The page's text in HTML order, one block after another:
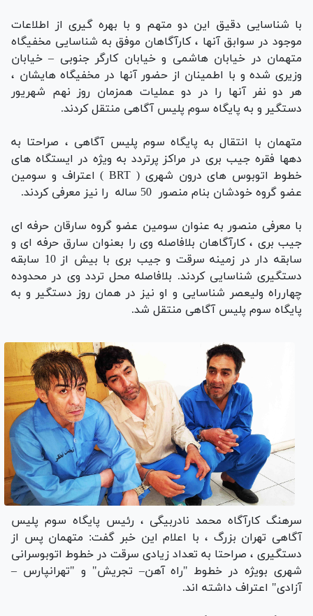
با شناسایی دقیق این دو متهم و با بهره گیری از اطلاعات
موجود در سوابق آنها ، کارآگاهان موفق به شناسایی مخفیگاه
متهمان در خیابان هاشمی و خیابان کارگر جنوبی – خیابان
وزیری شده و با اطمینان از حضور آنها در مخفیگاه هایشان ،
هر دو نفر آنها را در دو عملیات همزمان روز نهم شهریور
دستگیر و به پایگاه سوم پلیس آگاهی منتقل کردند.
متهمان با انتقال به پایگاه سوم پلیس آگاهی ، صراحتا به
دهها فقره جیب بری در مراکز پرتردد به ویژه در ایستگاه های
خطوط اتوبوس های درون شهری ( BRT ) اعتراف و سومین
عضو گروه خودشان بنام منصور 50 ساله را نیز معرفی کردند.
با معرفی منصور به عنوان سومین عضو گروه سارقان حرفه ای
جیب بری ، کارآگاهان بلافاصله وی را بعنوان سارق حرفه ای و
سابقه دار در زمینه سرقت و جیب بری با بیش از 10 سابقه
دستگیری شناسایی کردند. بلافاصله محل تردد وی در محدوده
چهارراه ولیعصر شناسایی و او نیز در همان روز دستگیر و به
پایگاه سوم پلیس آگاهی منتقل شد.
سرهنگ کارآگاه محمد نادربیگی ، رئیس پایگاه سوم پلیس
آگاهی تهران بزرگ ، با اعلام این خبر گفت: متهمان پس از
دستگیری ، صراحتا به تعداد زیادی سرقت در خطوط اتوبوسرانی
شهری بویژه در خطوط "راه آهن– تجریش" و "تهرانپارس –
آزادی" اعتراف داشته اند.